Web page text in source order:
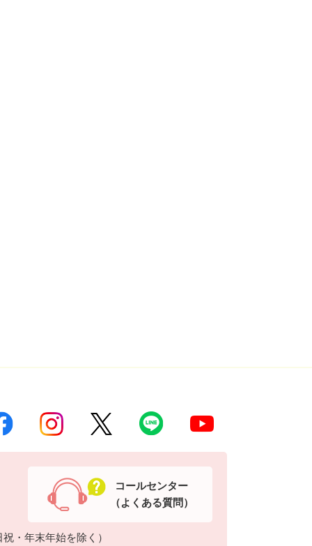
・年末年始を除く）
コールセンター
（よくある質問）